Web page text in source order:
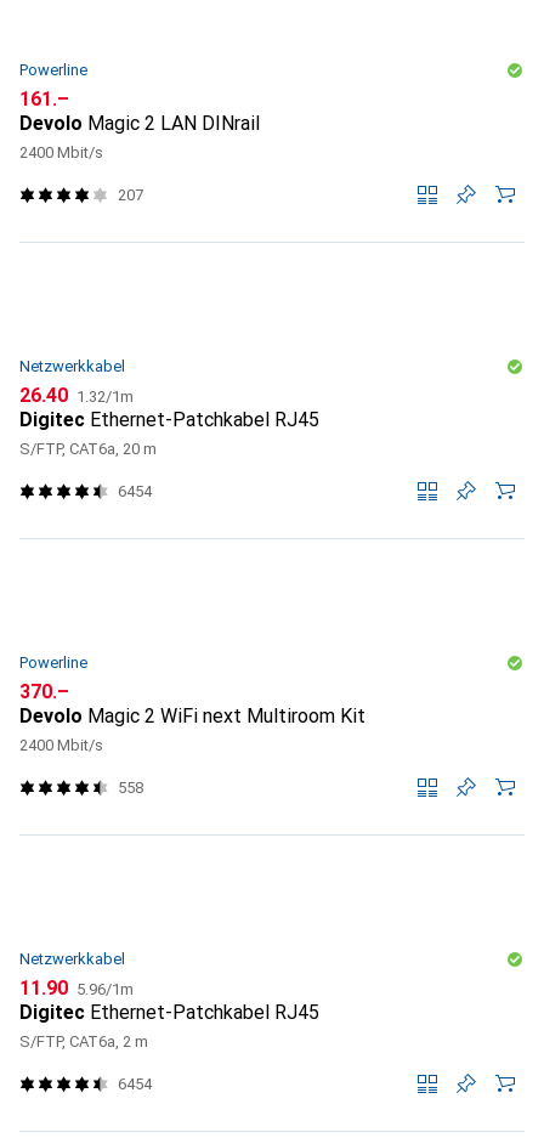
Powerline
CHF
161.–
Devolo Magic 2 LAN DINrail
2400 Mbit/s
207
Netzwerkkabel
CHF
26.40 CHF
1.32/1m
Digitec Ethernet-Patchkabel RJ45
S/FTP, CAT6a, 20 m
6454
Powerline
CHF
370.–
Devolo Magic 2 WiFi next Multiroom Kit
2400 Mbit/s
558
Netzwerkkabel
CHF
11.90 CHF
5.96/1m
Digitec Ethernet-Patchkabel RJ45
S/FTP, CAT6a, 2 m
6454